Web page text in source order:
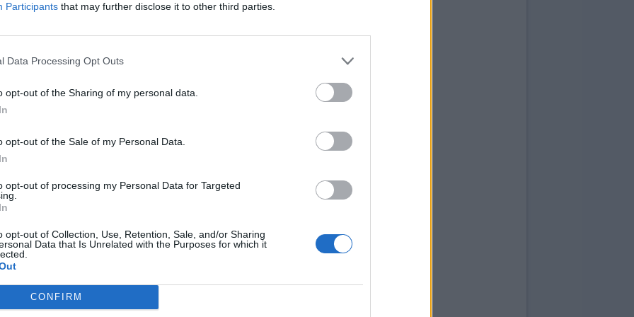
Participants that may further disclose it to other third parties.
Data Processing Opt Outs
opt-out of the Sharing of my personal data.
opt-out of the Sale of my Personal Data.
opt-out of processing my Personal Data for Targeted
opt-out of Collection, Use, Retention, Sale, and/or Sharing
Data that Is Unrelated with the Purposes for which it
CONFIRM
visti Cambiaso, Cabal, Rouhi e Savona.
a tutti i giocatori a sua disposizione, ma
sinonimo di un grande lavoro di
che sembra essere in uno stato di grazia
tutti gli attaccanti con cui ha incrociato la
ben sappiamo non è tutto oro quel che
la Juventus ha infatti avuto bisogno di
Winter per sbloccare il match.
Nella prima
la solita situazione che si è
Roma, Empoli e Napoli: i bianconeri
controllo del pallone, ma con un possesso
a trovare il pertugio giusto per mettere in
Gli unici guizzi interessanti erano portati da
in condizione di puntare uno contro